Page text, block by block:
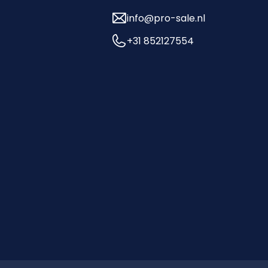
info@pro-sale.nl
+31 852127554